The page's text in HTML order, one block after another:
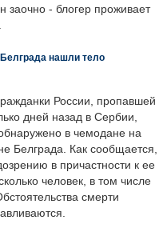
заочно - блогер проживает
нашли тело
России, пропавшей
дней назад в Сербии,
в чемодане на
Белграда. Как сообщается,
в причастности к ее
человек, в том числе
смерти